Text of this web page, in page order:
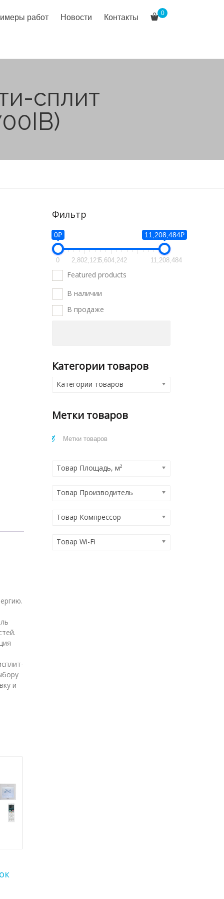
работ Новости Контакты 0
сплит
и
Фильтр
0₽ 11,208,484₽
0 2,802,1215,604,242 11,208,484
Featured products
В наличии
В продаже
Категории товаров
Категории товаров
Метки товаров
Товар Площадь, м²
Товар Производитель
Товар Компрессор
Товар Wi-Fi